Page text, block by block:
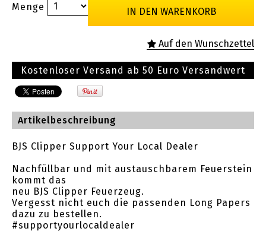
Menge
Kostenloser Versand ab 50 Euro Versandwert
Artikelbeschreibung
BJS Clipper Support Your Local Dealer
Nachfüllbar und mit austauschbarem Feuerstein
kommt das
neu BJS Clipper Feuerzeug.
Vergesst nicht euch die passenden Long Papers
dazu zu bestellen.
#supportyourlocaldealer